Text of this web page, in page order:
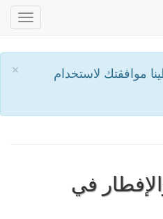
×
موافقتك لاستخدام
في